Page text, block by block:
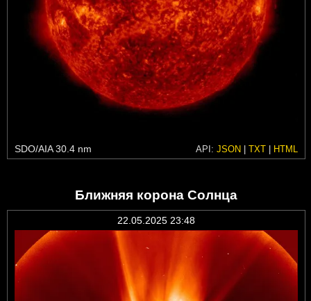
SDO/AIA 30.4 nm API: JSON | TXT | HTML
Ближняя корона Солнца
22.05.2025 23:48